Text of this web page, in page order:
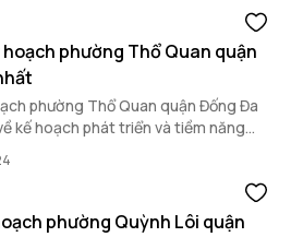
phường Thổ Quan quận
phường Thổ Quan quận Đống Đa
kế hoạch phát triển và tiềm năng
nét tại khu vực này.
phường Quỳnh Lôi quận